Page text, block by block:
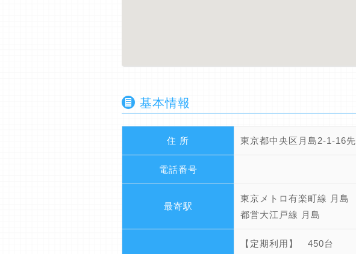
基本情報
住 所 東京都中央区月島2-1-16先
電話番号
最寄駅
東京メトロ有楽町線 月島
都営大江戸線 月島
【定期利用】 450台